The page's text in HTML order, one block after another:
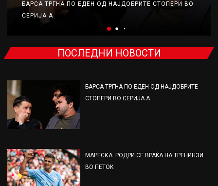
БАРСА ТРГНА ПО ЕДЕН ОД НАЈДОБРИТЕ СТОПЕРИ ВО
СЕРИЈА А
ПОСЛЕДНИ НОВОСТИ
БАРСА ТРГНА ПО ЕДЕН ОД НАЈДОБРИТЕ
СТОПЕРИ ВО СЕРИЈА А
МАРЕСКА: РОДРИ СЕ ВРАЌА НА ТРЕНИНЗИ
ВО ПЕТОК